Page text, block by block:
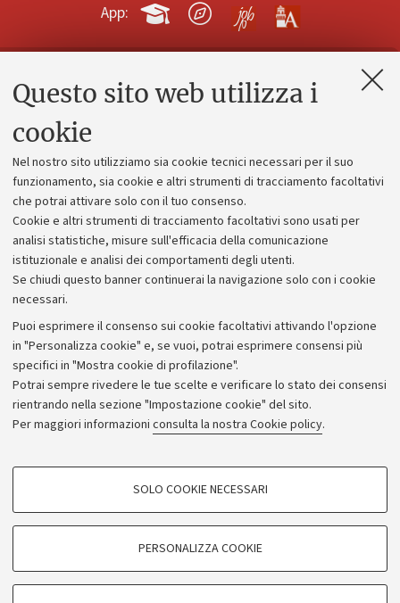
Questo sito web utilizza i
cookie
Nel nostro sito utilizziamo sia cookie tecnici necessari per il suo
funzionamento, sia cookie e altri strumenti di tracciamento facoltativi
che potrai attivare solo con il tuo consenso.
Cookie e altri strumenti di tracciamento facoltativi sono usati per
analisi statistiche, misure sull'efficacia della comunicazione
istituzionale e analisi dei comportamenti degli utenti.
Se chiudi questo banner continuerai la navigazione solo con i cookie
necessari.
Puoi esprimere il consenso sui cookie facoltativi attivando l'opzione
in "Personalizza cookie" e, se vuoi, potrai esprimere consensi più
specifici in "Mostra cookie di profilazione".
Potrai sempre rivedere le tue scelte e verificare lo stato dei consensi
rientrando nella sezione "Impostazione cookie" del sito.
Per maggiori informazioni consulta la nostra Cookie policy.
COOKIE DI PROFILAZIONE - FACOLTATIVI
SOLO COOKIE NECESSARI
PERSONALIZZA COOKIE
App:
Contatti e PEC
Alumni community
Piano strategico
Bilanci
Donazioni e 5x1000
Bandi, gare e concorsi
Albo online
Amministrazione trasparente
Atti di notifica
Informazioni sul sito e accessibilità
Dichiarazione di accessibilità
Privacy e note legali
Impostazioni Cookie
©Copyright 2026 - ALMA MATER STUDIORUM - Università di